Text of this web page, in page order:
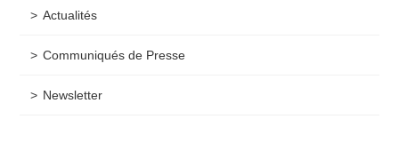
Actualités
Communiqués de Presse
Newsletter